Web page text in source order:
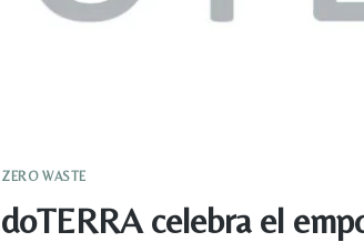
ZERO WASTE
doTERRA celebra el